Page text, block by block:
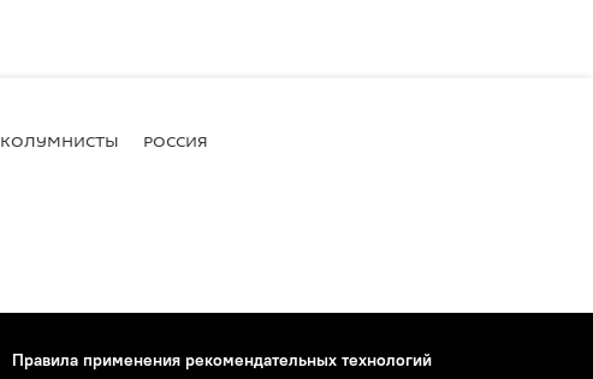
КОЛУМНИСТЫ РОССИЯ
Правила применения рекомендательных технологий